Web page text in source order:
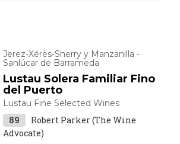
Jerez-Xérès-Sherry y Manzanilla -
Sanlúcar de Barrameda
Lustau Solera Familiar Fino
del Puerto
Lustau Fine Selected Wines
89
Robert Parker (The Wine
Advocate)